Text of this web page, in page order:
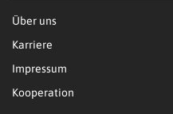
Über uns
Karriere
Impressum
Kooperation